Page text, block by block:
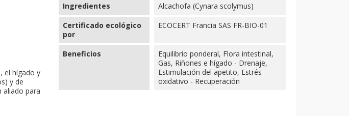
el hígado y
y de
aliado para
Ingredientes
Alcachofa (Cynara scolymus)
Certificado ecológico
por
ECOCERT Francia SAS FR-BIO-01
Beneficios
Equilibrio ponderal, Flora intestinal,
Gas, Riñones e hígado - Drenaje,
Estimulación del apetito, Estrés
oxidativo - Recuperación